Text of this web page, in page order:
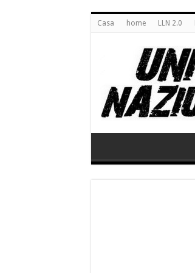
Casa home LLN 2.0